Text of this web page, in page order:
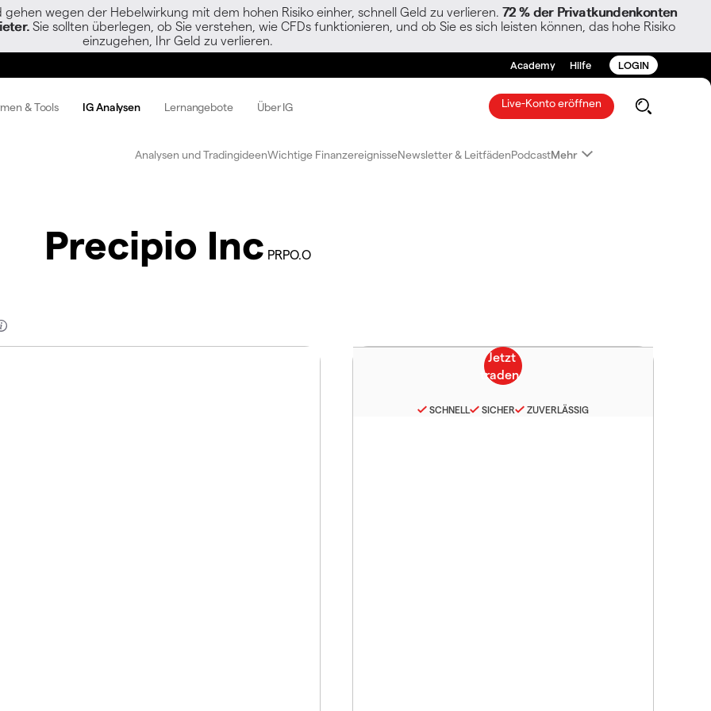
wegen der Hebelwirkung mit dem hohen Risiko einher, schnell Geld zu verlieren. 72 % der Privatkundenkonten
Sie sollten überlegen, ob Sie verstehen, wie CFDs funktionieren, und ob Sie es sich leisten können, das hohe Risiko
einzugehen, Ihr Geld zu verlieren.
Academy Hilfe LOGIN
& Tools IG Analysen Lernangebote Über IG Live-Konto eröffnen
Analysen und TradingideenWichtige FinanzereignisseNewsletter & LeitfädenPodcastMehr
Precipio Inc PRPO.O
SCHNELL SICHER ZUVERLÄSSIG